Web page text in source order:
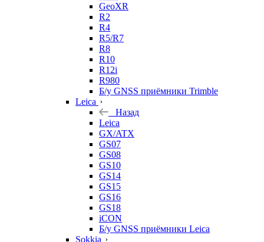
GeoXR
R2
R4
R5/R7
R8
R10
R12i
R980
Б/у GNSS приёмники Trimble
Leica
Назад
Leica
GX/ATX
GS07
GS08
GS10
GS14
GS15
GS16
GS18
iCON
Б/у GNSS приёмники Leica
Sokkia